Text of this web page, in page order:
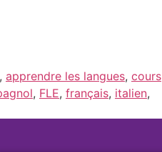
, apprendre les langues, cours
, FLE, français, italien,